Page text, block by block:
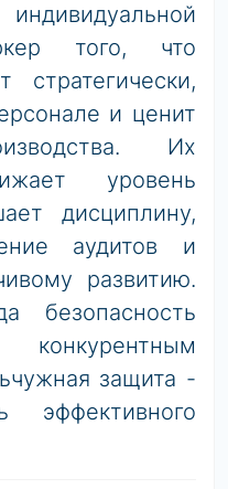
того, что
стратегически,
и ценит
Их
уровень
дисциплину,
аудитов и
развитию.
безопасность
защита -
эффективного